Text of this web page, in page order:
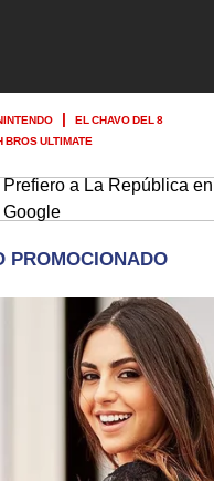
EL CHAVO DEL 8
ULTIMATE
Prefiero a La República en
Google